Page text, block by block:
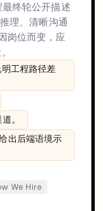
终轮公开描述
理、清晰沟通
岗位而变，应
工程路径差
。
出后端语境示
We Hire